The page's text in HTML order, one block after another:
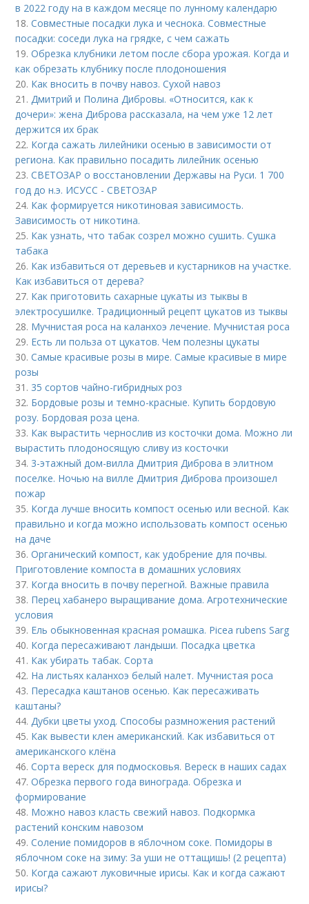
в 2022 году на в каждом месяце по лунному календарю
18.Совместные посадки лука и чеснока. Совместные
посадки: соседи лука на грядке, с чем сажать
19.Обрезка клубники летом после сбора урожая. Когда и
как обрезать клубнику после плодоношения
20. Как вносить в почву навоз. Сухой навоз
21.Дмитрий и Полина Дибровы. «Относится, как к
дочери»: жена Диброва рассказала, на чем уже 12 лет
держится их брак
22. Когда сажать лилейники осенью в зависимости от
региона. Как правильно посадить лилейник осенью
23.СВЕТОЗАР о восстановлении Державы на Руси. 1 700
год до н.э. ИСУСС - СВЕТОЗАР
24. Как формируется никотиновая зависимость.
Зависимость от никотина.
25. Как узнать, что табак созрел можно сушить. Сушка
табака
26. Как избавиться от деревьев и кустарников на участке.
Как избавиться от дерева?
27. Как приготовить сахарные цукаты из тыквы в
электросушилке. Традиционный рецепт цукатов из тыквы
28. Мучнистая роса на каланхоэ лечение. Мучнистая роса
29. Есть ли польза от цукатов. Чем полезны цукаты
30.Самые красивые розы в мире. Самые красивые в мире
розы
31. 35 сортов чайно-гибридных роз
32. Бордовые розы и темно-красные. Купить бордовую
розу. Бордовая роза цена.
33. Как вырастить чернослив из косточки дома. Можно ли
вырастить плодоносящую сливу из косточки
34. 3-этажный дом-вилла Дмитрия Диброва в элитном
поселке. Ночью на вилле Дмитрия Диброва произошел
пожар
35. Когда лучше вносить компост осенью или весной. Как
правильно и когда можно использовать компост осенью
на даче
36.Органический компост, как удобрение для почвы.
Приготовление компоста в домашних условиях
37. Когда вносить в почву перегной. Важные правила
38. Перец хабанеро выращивание дома. Агротехнические
условия
39. Ель обыкновенная красная ромашка. Picea rubens Sarg
40. Когда пересаживают ландыши. Посадка цветка
41. Как убирать табак. Сорта
42. На листьях каланхоэ белый налет. Мучнистая роса
43. Пересадка каштанов осенью. Как пересаживать
каштаны?
44.Дубки цветы уход. Способы размножения растений
45. Как вывести клен американский. Как избавиться от
американского клёна
46.Сорта вереск для подмосковья. Вереск в наших садах
47.Обрезка первого года винограда. Обрезка и
формирование
48. Можно навоз класть свежий навоз. Подкормка
растений конским навозом
49.Соление помидоров в яблочном соке. Помидоры в
яблочном соке на зиму: За уши не оттащишь! (2 рецепта)
50. Когда сажают луковичные ирисы. Как и когда сажают
ирисы?